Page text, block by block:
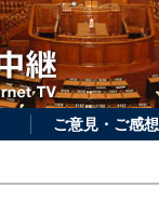
ご意見・ご感想